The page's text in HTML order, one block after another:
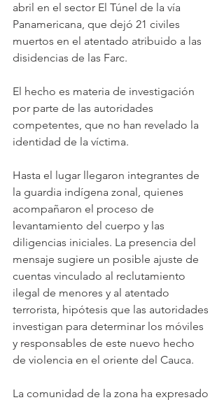
abril en el sector El Túnel de la vía
Panamericana, que dejó 21 civiles
muertos en el atentado atribuido a las
disidencias de las Farc.
El hecho es materia de investigación
por parte de las autoridades
competentes, que no han revelado la
identidad de la víctima.
Hasta el lugar llegaron integrantes de
la guardia indígena zonal, quienes
acompañaron el proceso de
levantamiento del cuerpo y las
diligencias iniciales. La presencia del
mensaje sugiere un posible ajuste de
cuentas vinculado al reclutamiento
ilegal de menores y al atentado
terrorista, hipótesis que las autoridades
investigan para determinar los móviles
y responsables de este nuevo hecho
de violencia en el oriente del Cauca.
La comunidad de la zona ha expresado